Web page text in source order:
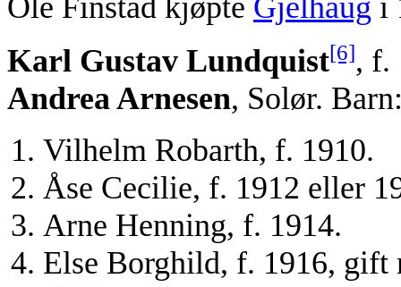
Ole Finstad kjøpte Gjelhaug i
Karl Gustav Lundquist[6], f.
Andrea Arnesen, Solør.
Vilhelm Robarth, f. 1910.
Åse Cecilie, f. 1912 eller
Arne Henning, f. 1914.
Else Borghild, f. 1916, gift